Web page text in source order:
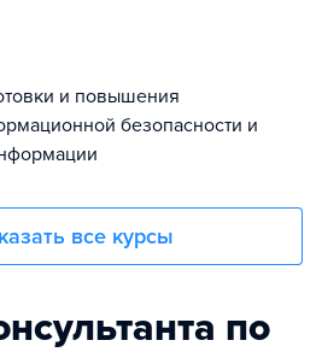
и повышения
безопасности и
все курсы
по